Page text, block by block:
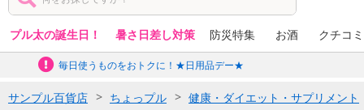
プル太の誕生日！ 暑さ日差し対策 防災特集 お酒 クチコ
毎日使うものをおトクに！★日用品デー★
サンプル百貨店 ちょっプル 健康・ダイエット・サプリメント